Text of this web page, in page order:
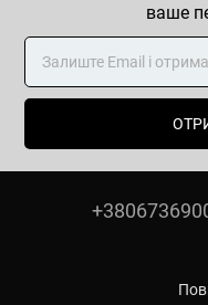
ваше